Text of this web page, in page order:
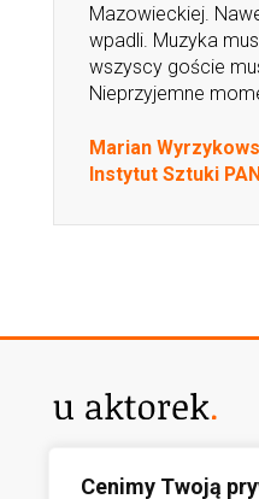
Cenimy Twoją
Mazowieckiej.
wpadli. Muzyka
wszyscy goście
Nieprzyjemne
Marian
Instytut Sztuki
AUTORZY PROJEKTU